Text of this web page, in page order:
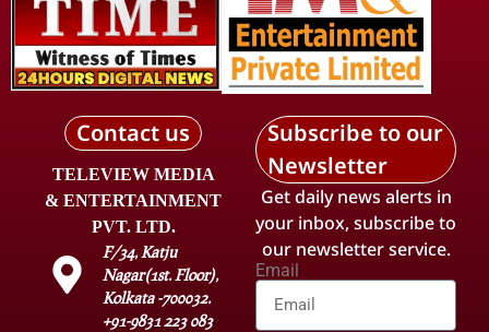
Contact us
TELEVIEW MEDIA
& ENTERTAINMENT
PVT. LTD.
F/34, Katju
Nagar(1st. Floor),
Kolkata -700032.
+91-9831 223 083
Subscribe to our
Newsletter
Get daily news alerts in
your inbox, subscribe to
our newsletter service.
Email